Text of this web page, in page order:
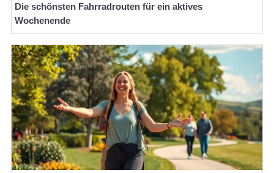
Die schönsten Fahrradrouten für ein aktives
Wochenende